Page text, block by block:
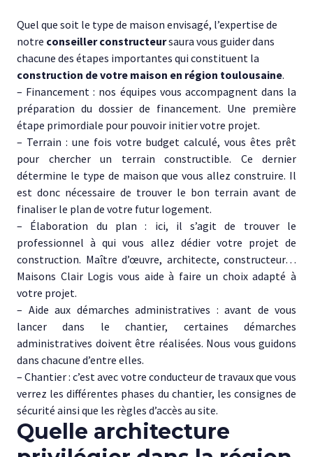
Quel que soit le type de maison envisagé, l’expertise de
notre conseiller constructeursaura vous guider dans
chacune des étapes importantes qui constituent la
construction de votre maison en région toulousaine.
– Financement : nos équipes vous accompagnent dans la
préparation du dossier de financement. Une première
étape primordiale pour pouvoir initier votre projet.
– Terrain : une fois votre budget calculé, vous êtes prêt
pour chercher un terrain constructible. Ce dernier
détermine le type de maison que vous allez construire. Il
est donc nécessaire de trouver le bon terrain avant de
finaliser le plan de votre futur logement.
– Élaboration du plan : ici, il s’agit de trouver le
professionnel à qui vous allez dédier votre projet de
construction. Maître d’œuvre, architecte, constructeur…
Maisons Clair Logis vous aide à faire un choix adapté à
votre projet.
– Aide aux démarches administratives : avant de vous
lancer dans le chantier, certaines démarches
administratives doivent être réalisées. Nous vous guidons
dans chacune d’entre elles.
– Chantier : c’est avec votre conducteur de travaux que vous
verrez les différentes phases du chantier, les consignes de
sécurité ainsi que les règles d’accès au site.
Quelle architecture